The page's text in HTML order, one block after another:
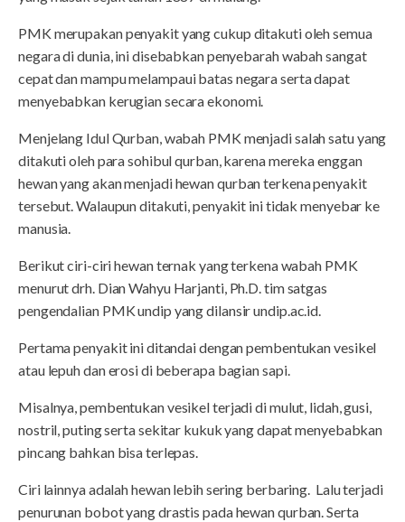
PMK merupakan penyakit yang cukup ditakuti oleh semua
negara di dunia, ini disebabkan penyebarah wabah sangat
cepat dan mampu melampaui batas negara serta dapat
menyebabkan kerugian secara ekonomi.
Menjelang Idul Qurban, wabah PMK menjadi salah satu yang
ditakuti oleh para sohibul qurban, karena mereka enggan
hewan yang akan menjadi hewan qurban terkena penyakit
tersebut. Walaupun ditakuti, penyakit ini tidak menyebar ke
manusia.
Berikut ciri-ciri hewan ternak yang terkena wabah PMK
menurut drh. Dian Wahyu Harjanti, Ph.D. tim satgas
pengendalian PMK undip yang dilansir undip.ac.id.
Pertama penyakit ini ditandai dengan pembentukan vesikel
atau lepuh dan erosi di beberapa bagian sapi.
Misalnya, pembentukan vesikel terjadi di mulut, lidah, gusi,
nostril, puting serta sekitar kukuk yang dapat menyebabkan
pincang bahkan bisa terlepas.
Ciri lainnya adalah hewan lebih sering berbaring. Lalu terjadi
penurunan bobot yang drastis pada hewan qurban. Serta